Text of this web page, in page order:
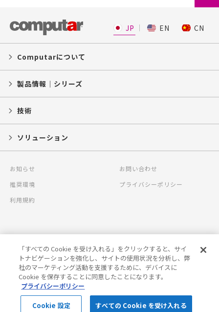
JP EN CN
Computarについて
製品情報｜シリーズ
技術
ソリューション
お知らせ
お問い合わせ
推奨環境
プライバシーポリシー
利用規約
CBC corporate site
YouTubeチャンネル
Copyright © CBC Group and CBC Co., Ltd.
「すべての Cookie を受け入れる」をクリックすると、サイ
トナビゲーションを強化し、サイトの使用状況を分析し、弊
社のマーケティング活動を支援するために、デバイスに
Cookie を保存することに同意したことになります。
プライバシーポリシー
Cookie 設定 すべての Cookie を受け入れる